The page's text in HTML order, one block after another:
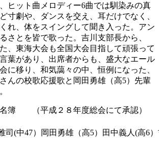
ヒット曲メロディー6曲では馴染みの真
寸劇や、ダンスを交え、耳だけでなく、
れ、体をスイングして聞き入った。アン
さとを皆で歌った。吉川支部長から、
、東海大会も全国大会目指して頑張って
葉があり、出席者からも、盛大なエール
に移り、和気藹々の中、恒例になった、
んの校歌応援歌と岡田勇雄（高5）先輩
簿 （平成２８年度総会にて承認）
司(中47）岡田勇雄（高5）田中義人(高6